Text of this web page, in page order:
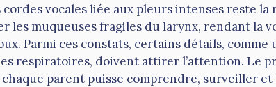
vocales liée aux pleurs intenses reste
les muqueuses fragiles du larynx, rendant la
Parmi ces constats, certains détails, comme
respiratoires, doivent attirer l’attention. Le
parent puisse comprendre, surveiller